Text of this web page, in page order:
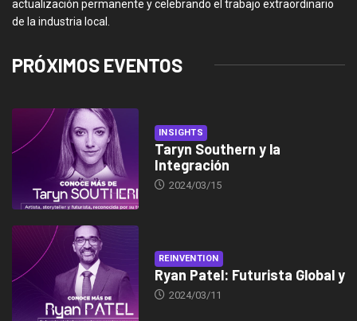
actualización permanente y celebrando el trabajo extraordinario
de la industria local.
PRÓXIMOS EVENTOS
INSIGHTS
Taryn Southern y la
Integración
2024/03/15
REINVENTION
Ryan Patel: Futurista Global y
2024/03/11